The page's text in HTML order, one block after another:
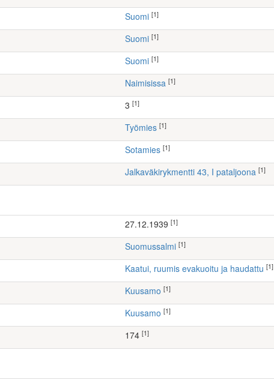
Suomi [1]
Suomi [1]
Suomi [1]
Naimisissa [1]
[1]
työmies [1]
Sotamies [1]
Jalkaväkirykmentti 43, I pataljoona [1]
27.12.1939 [1]
Suomussalmi [1]
Kaatui, ruumis evakuoitu ja haudattu [1]
Kuusamo [1]
Kuusamo [1]
174 [1]